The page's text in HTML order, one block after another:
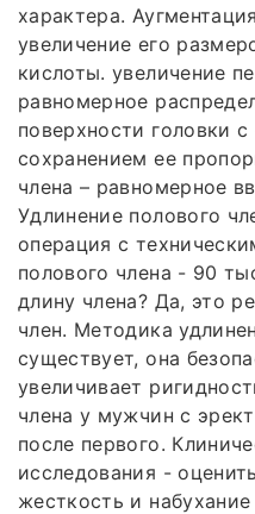
характера.
увеличение его
кислоты. увеличение
равномерное
поверхности головки
сохранением ее
члена – равномерное
Удлинение полового
операция с
полового члена - 90
длину члена? Да, это
член. Методика
существует, она
увеличивает
члена у мужчин с
после первого.
исследования -
жесткость и